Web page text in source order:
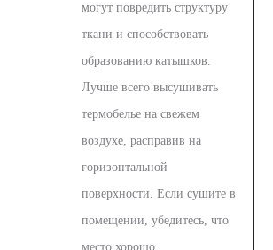
могут повредить структуру
ткани и способствовать
образованию катышков.
Лучше всего высушивать
термобелье на свежем
воздухе, расправив на
горизонтальной
поверхности. Если сушите в
помещении, убедитесь, что
место хорошо